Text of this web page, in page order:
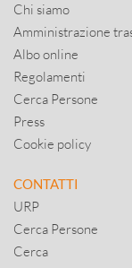
Chi siamo
Amministrazione
Albo online
Regolamenti
Cerca Persone
Press
Cookie policy
CONTATTI
URP
Cerca Persone
Cerca